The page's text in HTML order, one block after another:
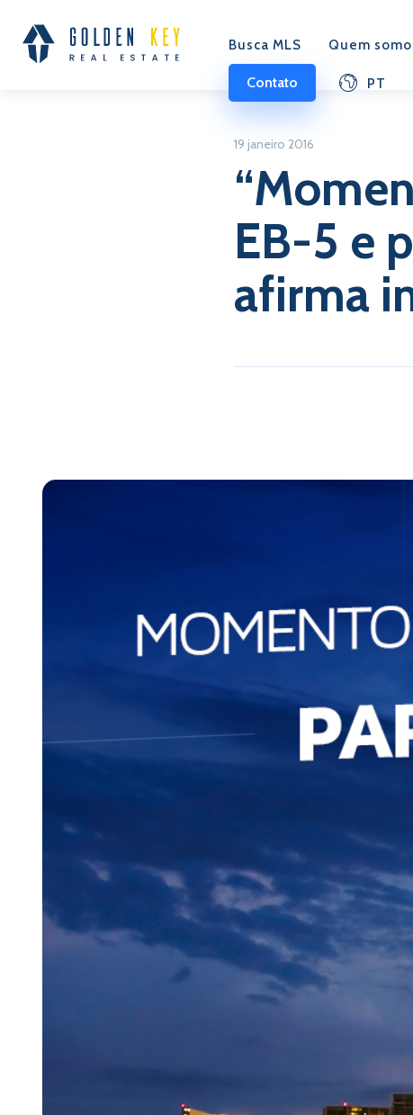
Busca MLS Quem
Contato PT
19 janeiro 2016
EB-5 e
afirma